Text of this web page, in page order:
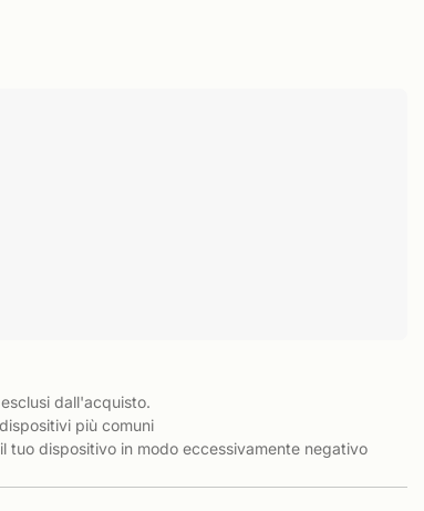
dall'acquisto.
più comuni
tuo dispositivo in modo eccessivamente negativo